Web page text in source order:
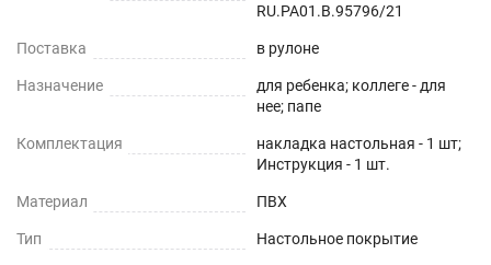
RU.РА01.В.95796/21
Поставка в рулоне
Назначение
для ребенка; коллеге - для
нее; папе
Комплектация
накладка настольная - 1 шт;
Инструкция - 1 шт.
Материал ПВХ
Тип Настольное покрытие